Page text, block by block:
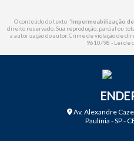
O conteúdo do texto "Impermeabilização
direito reservado. Sua reprodução, parcial ou
a autorização do autor. Crime de violação de
9610/98 - Lei de
Av. Alexandre
Paulínia - SP -